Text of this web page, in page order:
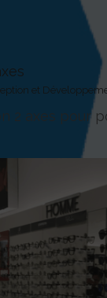
et
2 axes pour